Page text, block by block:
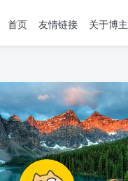
首页 友情链接 关于博主